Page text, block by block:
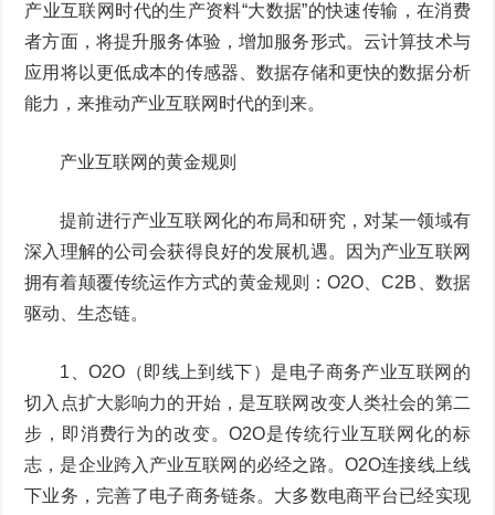
产业互联网时代的生产资料“大数据”的快速传输，在消费
者方面，将提升服务体验，增加服务形式。云计算技术与
应用将以更低成本的传感器、数据存储和更快的数据分析
能力，来推动产业互联网时代的到来。
产业互联网的黄金规则
提前进行产业互联网化的布局和研究，对某一领域有
深入理解的公司会获得良好的发展机遇。因为产业互联网
拥有着颠覆传统运作方式的黄金规则：O2O、C2B、数据
驱动、生态链。
1、O2O（即线上到线下）是电子商务产业互联网的
切入点扩大影响力的开始，是互联网改变人类社会的第二
步，即消费行为的改变。O2O是传统行业互联网化的标
志，是企业跨入产业互联网的必经之路。O2O连接线上线
下业务，完善了电子商务链条。大多数电商平台已经实现